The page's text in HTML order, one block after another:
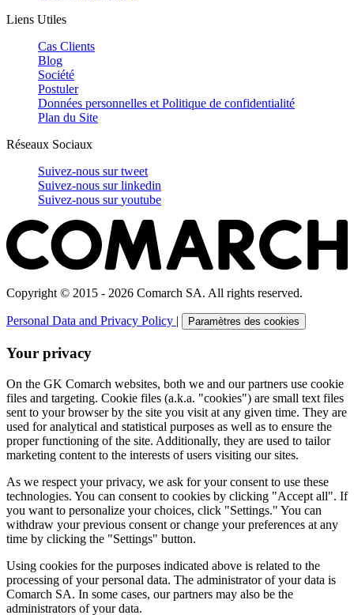
Liens Utiles
Cas Clients
Blog
Société
Postuler
Données personnelles et Politique de confidentialité
Plan du Site
Réseaux Sociaux
Suivez-nous surtweet
Suivez-nous surlinkedin
Suivez-nous suryoutube
Copyright © 2015 - 2026 Comarch SA. All rights reserved.
Personal Data and Privacy Policy | Paramètres des cookies
Your privacy
On the GK Comarch websites, both we and our partners use cookie
files and targeting. Cookie files (a.k.a. "cookies") are small text files
sent to your browser by the site you visit at any given time. They are
used for analytical and statistical purposes as well as to ensure the
proper functioning of the site. Additionally, they are used to tailor
marketing content to the interests of users visiting our sites.
As we respect your privacy, we ask for your consent to use these
technologies. You can consent to cookies by clicking "Accept all". If
you want to personalize your choices, click "Settings." You can
withdraw your previous consent or change your preferences at any
time by clicking the "Settings" button.
Using cookies for the purposes indicated above is related to the
processing of your personal data. The administrator of your data is
Comarch SA. In some cases, our partners may also be the
administrators of your data.